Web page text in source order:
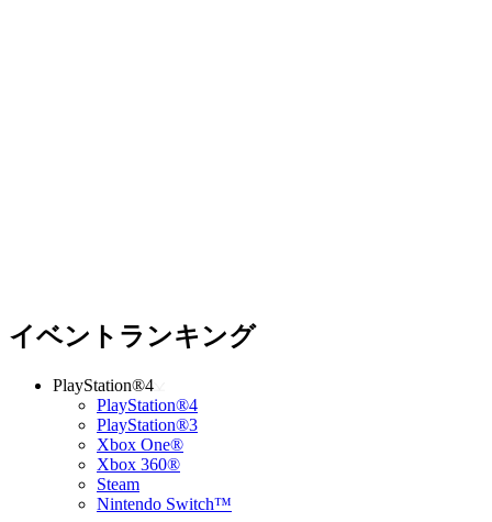
イベントランキング
PlayStation®4
PlayStation®4
PlayStation®3
Xbox One®
Xbox 360®
Steam
Nintendo Switch™